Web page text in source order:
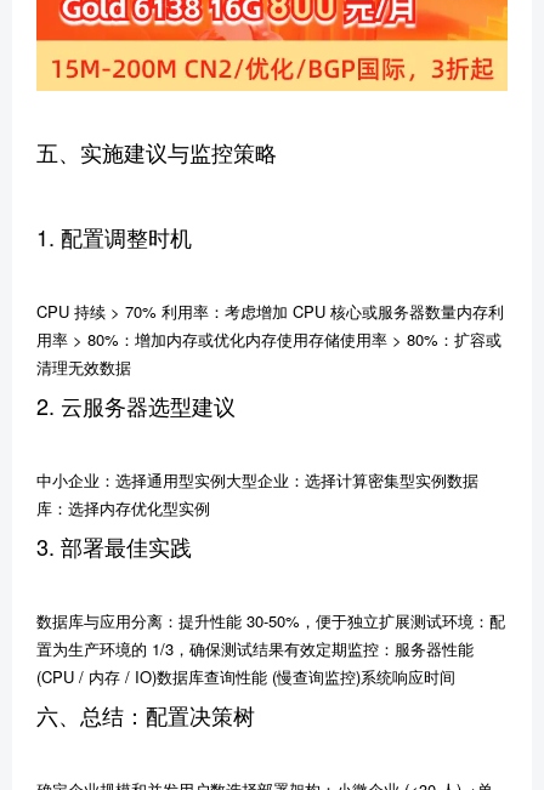
五、实施建议与监控策略
1. 配置调整时机
CPU 持续 > 70% 利用率：考虑增加 CPU 核心或服务器数量内存利
用率 > 80%：增加内存或优化内存使用存储使用率 > 80%：扩容或
清理无效数据
2. 云服务器选型建议
中小企业：选择通用型实例大型企业：选择计算密集型实例数据
库：选择内存优化型实例
3. 部署最佳实践
数据库与应用分离：提升性能 30-50%，便于独立扩展测试环境：配
置为生产环境的 1/3，确保测试结果有效定期监控：服务器性能
(CPU / 内存 / IO)数据库查询性能 (慢查询监控)系统响应时间
六、总结：配置决策树